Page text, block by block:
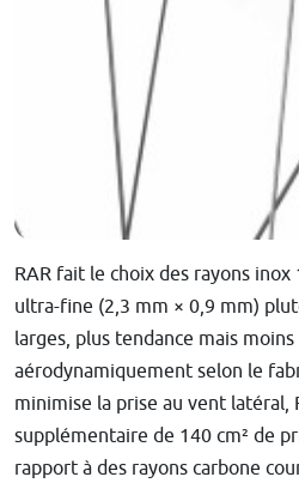
RAR fait le choix des rayons
ultra-fine (2,3 mm × 0,9 mm)
larges, plus tendance mais
aérodynamiquement selon le
minimise la prise au vent latéral,
supplémentaire de 140 cm² de
rapport à des rayons carbone